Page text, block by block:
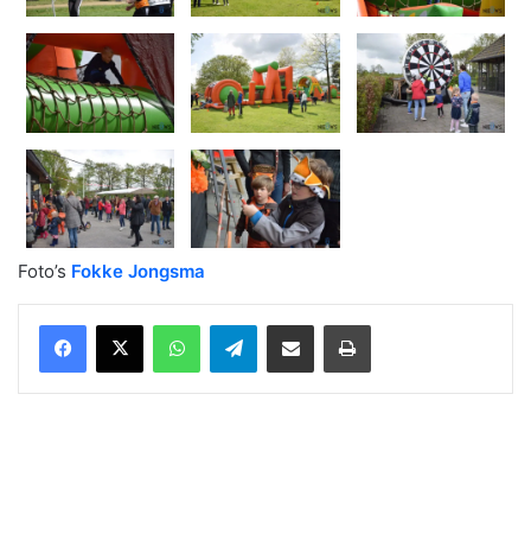
Foto’s Fokke Jongsma
WhatsAppTelegramDelen via Email Print